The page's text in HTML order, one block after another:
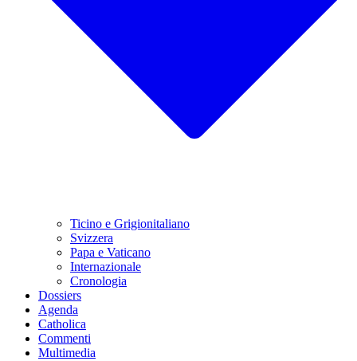
Ticino e Grigionitaliano
Svizzera
Papa e Vaticano
Internazionale
Cronologia
Dossiers
Agenda
Catholica
Commenti
Multimedia